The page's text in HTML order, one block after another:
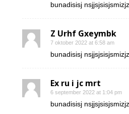
bunadisisj
Z Urhf Gxeymbk
7 oktober 2022 at 6:58 am
bunadisisj
Ex ru i jc mrt
6 september 2022 at 1:04 pm
bunadisisj